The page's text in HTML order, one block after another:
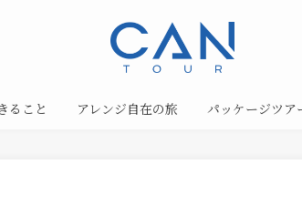
ること アレンジ自在の旅 パッケージツア